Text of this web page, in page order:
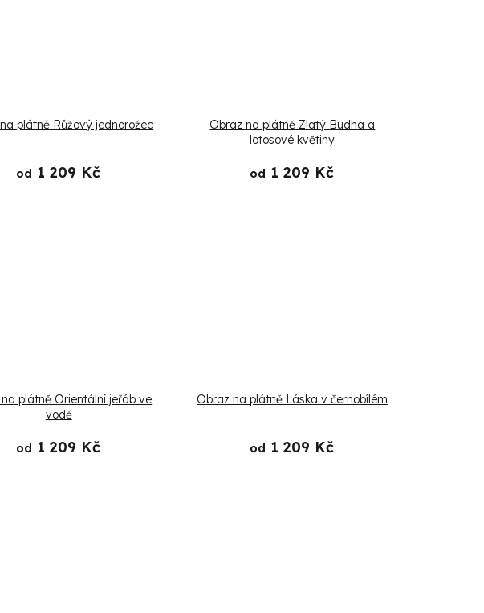
plátně Růžový jednorožec
od 1 209 Kč
Obraz na plátně Zlatý Budha a
lotosové květiny
od 1 209 Kč
plátně Orientální jeřáb ve
vodě
od 1 209 Kč
Obraz na plátně Láska v černobílém
od 1 209 Kč